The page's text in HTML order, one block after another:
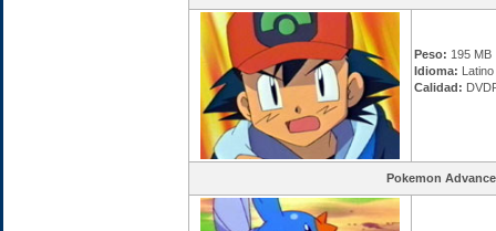
Peso: 195 MB
Idioma: Latino
Calidad:
Pokemon